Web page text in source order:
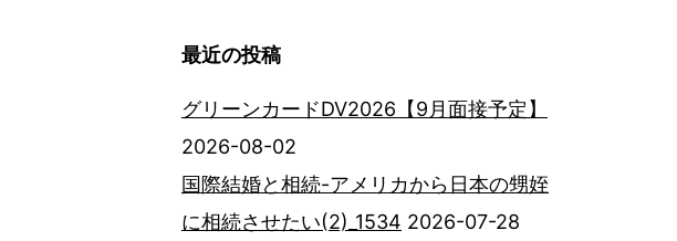
最近の投稿
グリーンカードDV2026【9月面接予定】
2026-08-02
国際結婚と相続-アメリカから日本の甥姪
に相続させたい(2)_1534 2026-07-28